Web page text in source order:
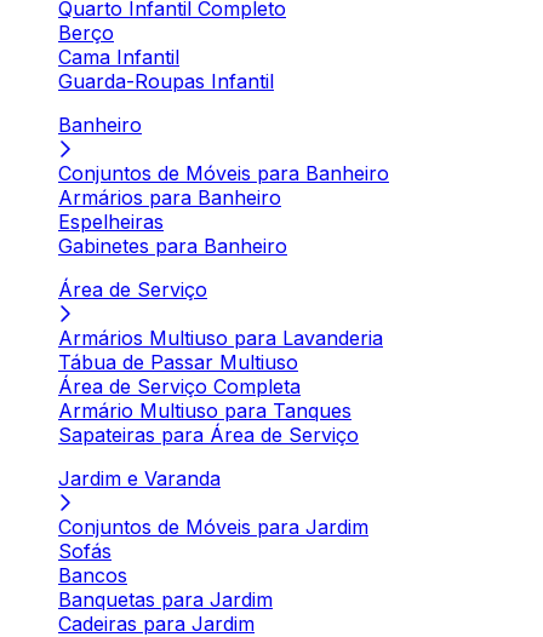
Quarto Infantil Completo
Berço
Cama Infantil
Guarda-Roupas Infantil
Banheiro
Conjuntos de Móveis para Banheiro
Armários para Banheiro
Espelheiras
Gabinetes para Banheiro
Área de Serviço
Armários Multiuso para Lavanderia
Tábua de Passar Multiuso
Área de Serviço Completa
Armário Multiuso para Tanques
Sapateiras para Área de Serviço
Jardim e Varanda
Conjuntos de Móveis para Jardim
Sofás
Bancos
Banquetas para Jardim
Cadeiras para Jardim